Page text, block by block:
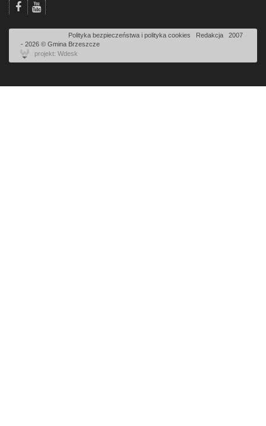
Polityka bezpieczeństwa i polityka cookies Redakcja
2007
- 2026 © Gmina Brzeszcze
projekt: Wdesk